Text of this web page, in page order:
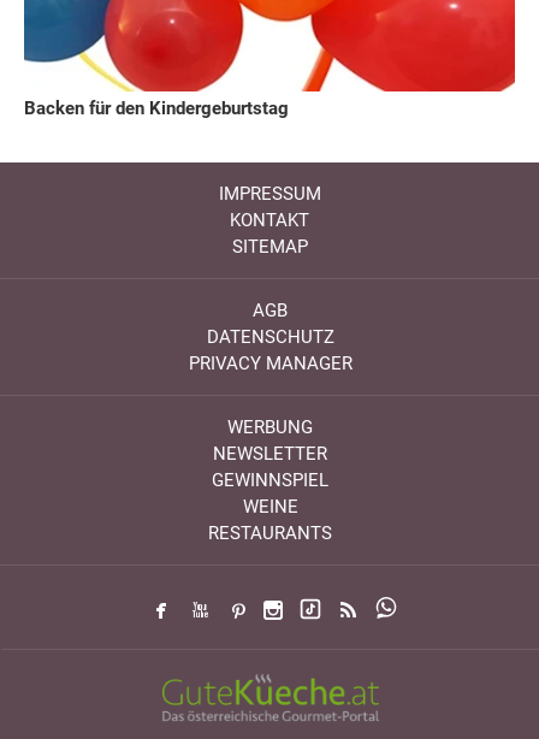
Backen für den Kindergeburtstag
IMPRESSUM
KONTAKT
SITEMAP
AGB
DATENSCHUTZ
PRIVACY MANAGER
WERBUNG
NEWSLETTER
GEWINNSPIEL
WEINE
RESTAURANTS